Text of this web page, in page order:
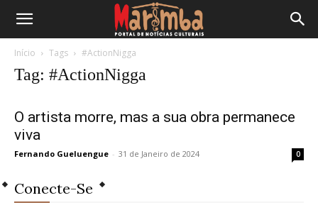
Início Tags #ActionNigga
Tag: #ActionNigga
O artista morre, mas a sua obra permanece
viva
Fernando Gueluengue - 31 de Janeiro de 2024 0
Conecte-Se